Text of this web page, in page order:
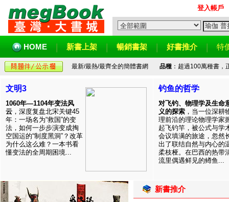
登入帳戶
HOME 新書上架 暢銷書架 好書推介 特
最新/最熱/最齊全的簡體書網 品種：超過100萬種書，
文明3
1060年—1104年变法风
云 ，深度复盘北宋关键45
年：一场名为“救国”的变
法，如何一步步演变成掏
空国运的“制度黑洞”？改革
为什么这么难？一本书看
懂变法的全周期困境...
钓鱼的哲学
对飞钓、物理学及生命
义的探索 ，当一位深耕
理前沿的理论物理学家
起飞钓竿，被公式与学
会议填满的旅途，忽然
出了联结自然与内心的
柔枝桠。在巴西的热带
流里偶遇鲜见的鳟鱼...
新書推介